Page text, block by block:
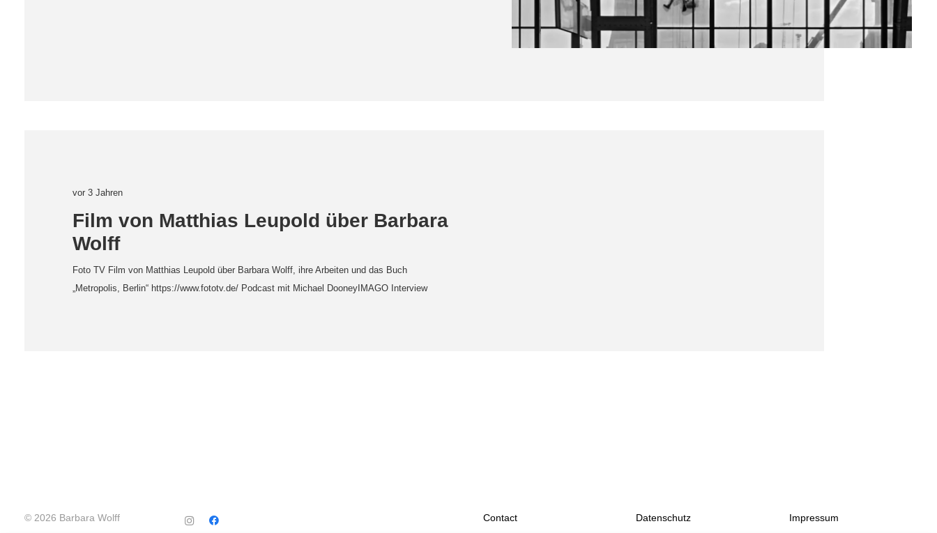
vor 3 Jahren
Film von Matthias Leupold über Barbara
Wolff
Foto TV Film von Matthias Leupold über Barbara Wolff, ihre Arbeiten und das Buch
„Metropolis, Berlin“ https://www.fototv.de/ Podcast mit Michael DooneyIMAGO Interview
© 2026 Barbara Wolff Contact Datenschutz Impressum